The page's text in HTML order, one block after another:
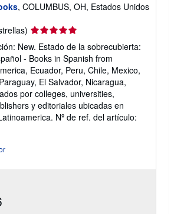
, COLUMBUS, OH, Estados Unidos
Calificación
del
vendedor:
5
de
5
estrellas
New. Estado de la sobrecubierta:
- Books in Spanish from
Ecuador, Peru, Chile, Mexico,
El Salvador, Nicaragua,
por colleges, universities,
y editoriales ubicadas en
Nº de ref. del artículo: